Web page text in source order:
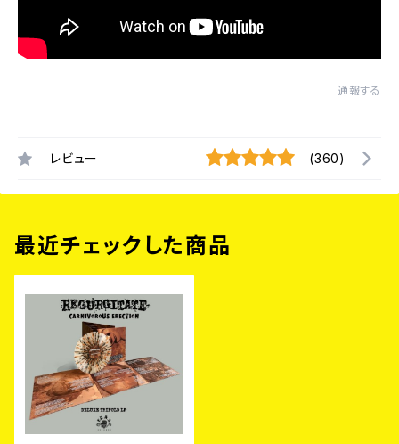
通報する
レビュー (360)
最近チェックした商品